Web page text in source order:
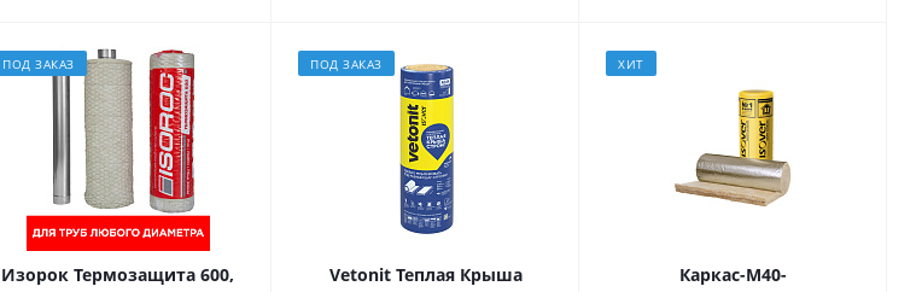
ПОД ЗАКАЗ
Изорок Термозащита 600,
ПОД ЗАКАЗ
Vetonit Теплая Крыша
ХИТ
Каркас-М40-